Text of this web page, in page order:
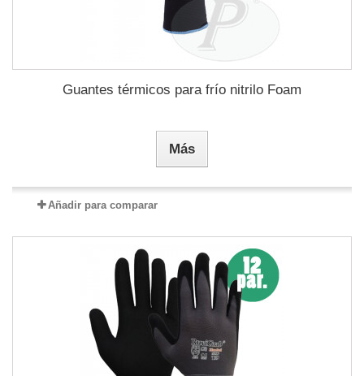
Guantes térmicos para frío nitrilo Foam
Más
Añadir para comparar